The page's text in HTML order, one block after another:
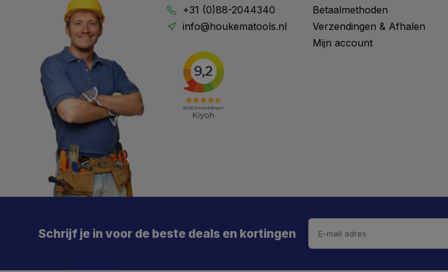
+31 (0)88-2044340
info@houkematools.nl
Betaalmethoden
Verzendingen & Afhalen
Mijn account
Schrijf je in voor de beste deals en kortingen
Meld je aan en mis geen enkele actie, aanbieding
of nieuwe deal meer. Én je krijgt direct €5 korting!
Je hebt de weg vrij gemaaid naar €5 korting!
De kortingscode is onderweg naar je mailbox.